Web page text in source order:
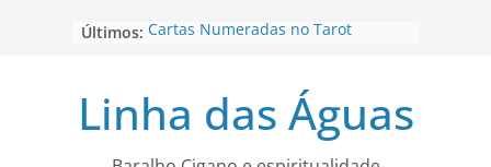
Últimos: Cartas Numeradas no Tarot
para está fase
Os Naipes no Tarot
Cartas da Corte no Tarot
Linha das Águas